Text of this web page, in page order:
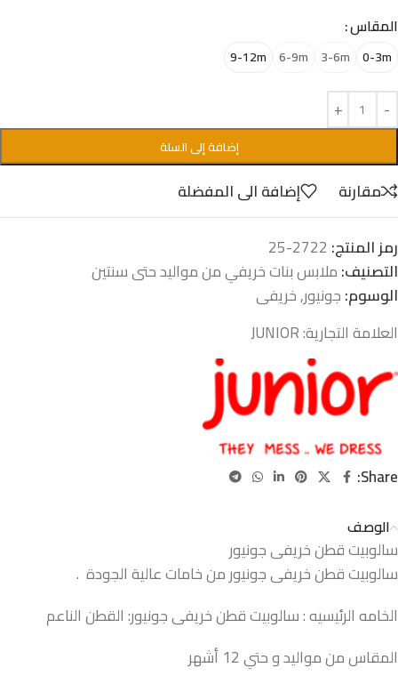
المقاس
0-3m
3-6m
6-9m
9-12m
إضافة إلى السلة
مقارنة
إضافة الى المفضلة
رمز المنتج: 2722-25
التصنيف:ملابس بنات خريفي من مواليد حتى سنتين
الوسوم:جونيور,خريفى
العلامة التجارية:JUNIOR
Share:
الوصف
سالوبيت قطن خريفى جونيور
سالوبيت قطن خريفى جونيور من خامات عالية الجودة .
الخامه الرئيسيه : سالوبيت قطن خريفى جونيور: القطن الناعم
المقاس من مواليد و حتي 12 أشهر